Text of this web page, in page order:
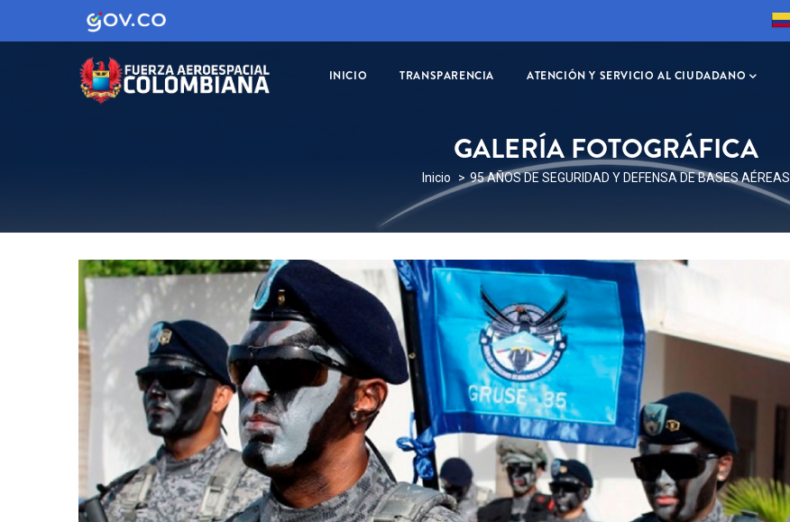
NAVIGATION
INICIO TRANSPARENCIA ATENCIÓN Y SERVICIO AL CIUDADANO
GALERÍA FOTOGRÁFICA
SOBRESCRIBIR
ENLACES
DE
AYUDA
A
LA
NAVEGACIÓN
Inicio 95 AÑOS DE SEGURIDAD Y DEFENSA DE BASES AÉREAS